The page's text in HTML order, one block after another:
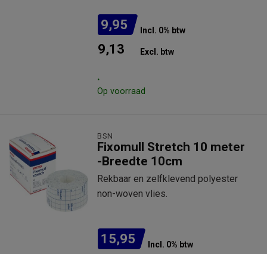
9,95 Incl. 0% btw
9,13 Excl. btw
.
Op voorraad
BSN
Fixomull Stretch 10 meter
-Breedte 10cm
Rekbaar en zelfklevend polyester
non-woven vlies.
15,95 Incl. 0% btw